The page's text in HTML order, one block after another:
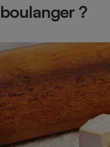
boulanger ?